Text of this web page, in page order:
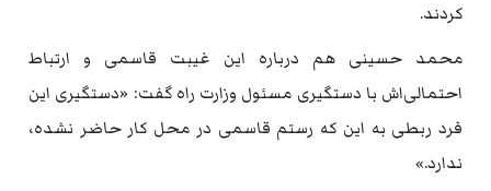
کردند.
محمد حسینی هم درباره این غیبت قاسمی و ارتباط
احتمالی‌اش با دستگیری مسئول وزارت راه گفت: «دستگیری این
فرد ربطی به این که رستم قاسمی در محل کار حاضر نشده،
ندارد.»